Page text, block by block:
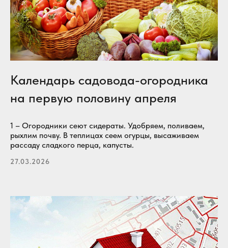
Календарь садовода-огородника
на первую половину апреля
1 – Огородники сеют сидераты. Удобряем, поливаем,
рыхлим почву. В теплицах сеем огурцы, высаживаем
рассаду сладкого перца, капусты.
27.03.2026